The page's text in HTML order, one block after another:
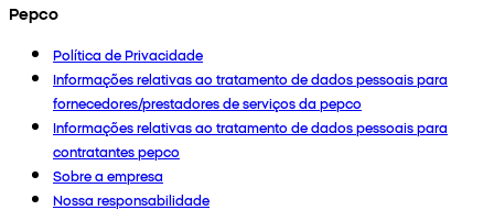
Pepco
Política de Privacidade
Informações relativas ao tratamento de dados pessoais para
fornecedores/prestadores de serviços da pepco
Informações relativas ao tratamento de dados pessoais para
contratantes pepco
Sobre a empresa
Nossa responsabilidade